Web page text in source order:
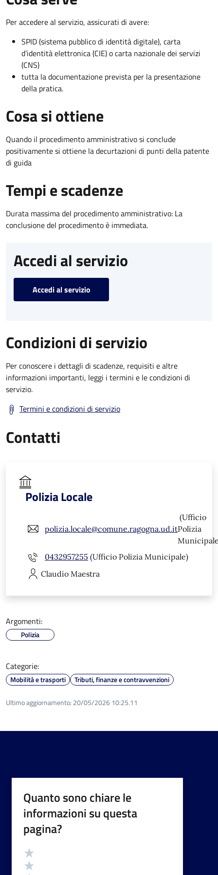
Per accedere al servizio, assicurati di avere:
SPID (sistema pubblico di identità digitale), carta
d’identità elettronica (CIE) o carta nazionale dei servizi
(CNS)
tutta la documentazione prevista per la presentazione
della pratica.
Cosa si ottiene
Quando il procedimento amministrativo si conclude
positivamente si ottiene la decurtazioni di punti della patente
di guida
Tempi e scadenze
Durata massima del procedimento amministrativo: La
conclusione del procedimento è immediata.
Accedi al servizio
Accedi al servizio
Condizioni di servizio
Per conoscere i dettagli di scadenze, requisiti e altre
informazioni importanti, leggi i termini e le condizioni di
servizio.
Termini e condizioni di servizio
Contatti
Polizia Locale
polizia.locale@comune.ragogna.ud.it
(Ufficio
Polizia
0432957255 (Ufficio Polizia Municipale)
Claudio Maestra
Argomenti:
Polizia
Categorie:
Mobilità e trasporti Tributi, finanze e contravvenzioni
Ultimo aggiornamento: 20/05/2026 10:25.11
Quanto sono chiare le
informazioni su questa
pagina?
Valutazione